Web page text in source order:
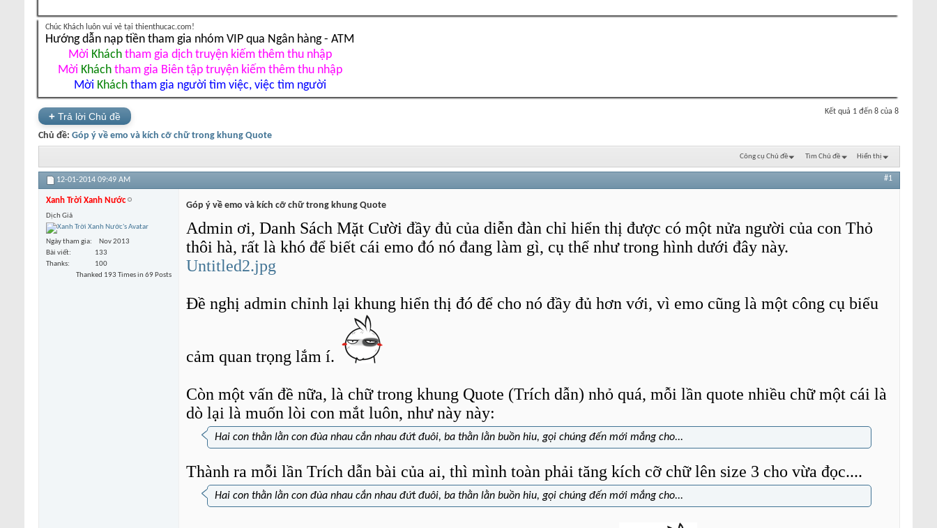
Chúc Khách luôn vui vẻ tại thienthucac.com!
Hướng dẫn nạp tiền tham gia nhóm VIP qua Ngân hàng - ATM
Mời Kháchtham gia dịch truyện kiếm thêm thu nhập
Mời Kháchtham gia Biên tập truyện kiếm thêm thu nhập
Mời Kháchtham gia người tìm việc, việc tìm người
+ Trả lời Chủ đề Kết quả 1 đến 8 của 8
Chủ đề: Góp ý về emo và kích cỡ chữ trong khung Quote
Công cụ Chủ đề Tìm Chủ đề Hiển thị
12-01-2014 09:49 AM #1
Xanh Trời Xanh Nước
Dịch Giả
Ngày tham gia
Nov 2013
Bài viết
133
Thanks
100
Thanked 193 Times in 69 Posts
Góp ý về emo và kích cỡ chữ trong khung Quote
Admin ơi, Danh Sách Mặt Cười đầy đủ của diễn đàn chỉ hiển thị được có một nửa người của con Thỏ
thôi hà, rất là khó để biết cái emo đó nó đang làm gì, cụ thể như trong hình dưới đây này.
Untitled2.jpg
Đề nghị admin chỉnh lại khung hiển thị đó để cho nó đầy đủ hơn với, vì emo cũng là một công cụ biểu
cảm quan trọng lắm í.
Còn một vấn đề nữa, là chữ trong khung Quote (Trích dẫn) nhỏ quá, mỗi lần quote nhiều chữ một cái là
dò lại là muốn lòi con mắt luôn, như này này:
Hai con thằn lằn con đùa nhau cắn nhau đứt đuôi, ba thằn lằn buồn hiu, gọi chúng đến mới mắng cho...
Thành ra mỗi lần Trích dẫn bài của ai, thì mình toàn phải tăng kích cỡ chữ lên size 3 cho vừa đọc....
Hai con thằn lằn con đùa nhau cắn nhau đứt đuôi, ba thằn lằn buồn hiu, gọi chúng đến mới mắng cho...